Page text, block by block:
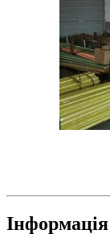
Інформація